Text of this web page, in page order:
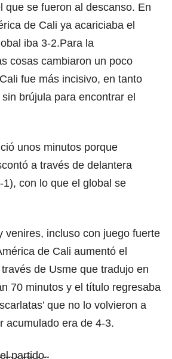
que se fueron al descanso. En
de Cali ya acariciaba el
iba 3-2.Para la
cosas cambiaron un poco
fue más incisivo, en tanto
brújula para encontrar el
unos minutos porque
a través de delantera
1), con lo que el global se
venires, incluso con juego fuerte
de Cali aumentó el
de Usme que tradujo en
70 minutos y el título regresaba
que no lo volvieron a
acumulado era de 4-3.
̴p̴a̴r̴t̴i̴d̴o̴